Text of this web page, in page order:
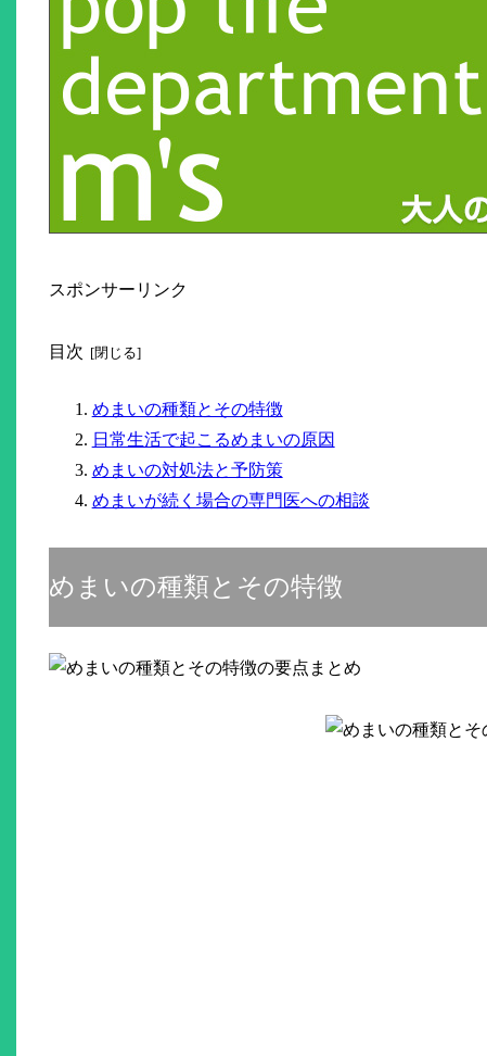
スポンサーリンク
目次
めまいの種類とその特徴
日常生活で起こるめまいの原因
めまいの対処法と予防策
めまいが続く場合の専門医への相談
めまいの種類とその特徴